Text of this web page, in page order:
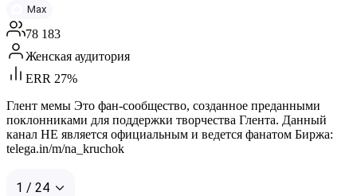
Max
78 183
Женская аудитория
ERR 27%
Глент мемы Это фан-сообщество, созданное преданными
поклонниками для поддержки творчества Глента. Данный
канал НЕ является официальным и ведется фанатом Биржа:
telega.in/m/na_kruchok
1 / 24